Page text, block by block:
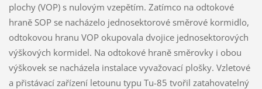
plochy (VOP) s nulovým vzepětím. Zatímco na odtokové
hraně SOP se nacházelo jednosektorové směrové kormidlo,
odtokovou hranu VOP okupovala dvojice jednosektorových
výškových kormidel. Na odtokové hraně směrovky i obou
výškovek se nacházela instalace vyvažovací plošky. Vzletové
a přistávací zařízení letounu typu Tu-85 tvořil zatahovatelný